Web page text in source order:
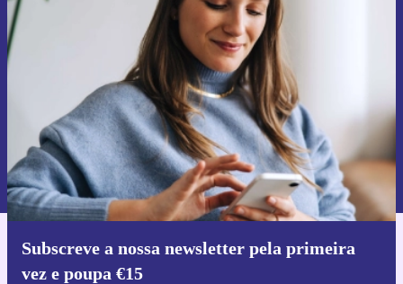
Subscreve a nossa newsletter pela primeira
vez e poupa €15
primeira vez e poupa 15€!
Não percas mais nenhuma oferta.
Pedir voucher
Informações sobre o uso de dados pessoais podem ser encontrados na
nossa
Política de Privacidade.
Faz o download da app refurbed
Para iOS e Android